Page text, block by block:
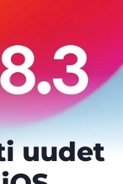
uudet